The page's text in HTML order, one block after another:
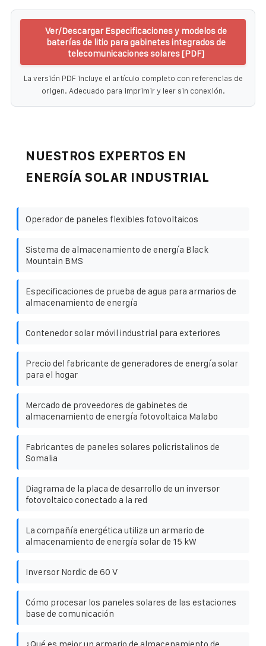
Ver/Descargar Especificaciones y modelos de
baterías de litio para gabinetes integrados de
telecomunicaciones solares [PDF]
La versión PDF incluye el artículo completo con referencias de
origen. Adecuado para imprimir y leer sin conexión.
NUESTROS EXPERTOS EN
ENERGÍA SOLAR INDUSTRIAL
Operador de paneles flexibles fotovoltaicos
Sistema de almacenamiento de energía Black
Mountain BMS
Especificaciones de prueba de agua para armarios de
almacenamiento de energía
Contenedor solar móvil industrial para exteriores
Precio del fabricante de generadores de energía solar
para el hogar
Mercado de proveedores de gabinetes de
almacenamiento de energía fotovoltaica Malabo
Fabricantes de paneles solares policristalinos de
Somalia
Diagrama de la placa de desarrollo de un inversor
fotovoltaico conectado a la red
La compañía energética utiliza un armario de
almacenamiento de energía solar de 15 kW
Inversor Nordic de 60 V
Cómo procesar los paneles solares de las estaciones
base de comunicación
¿Qué es mejor un armario de almacenamiento de